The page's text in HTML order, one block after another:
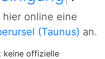
hier online eine
(Taunus) an.
keine offizielle